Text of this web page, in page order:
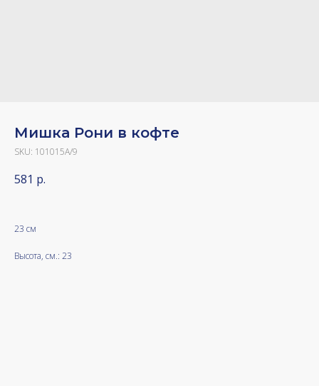
Мишка Рони в кофте
SKU: 101015A/9
581 р.
23 см
Высота, см.: 23